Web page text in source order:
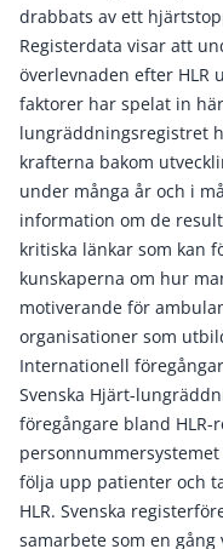
drabbats av ett
Registerdata visar att
överlevnaden efter HLR
faktorer har spelat in
lungräddningsregistret
krafterna bakom
under många år och i
information om de
kritiska länkar som kan
kunskaperna om hur
motiverande för
organisationer som
Internationell
Svenska Hjärt-
föregångare bland HLR-
följa upp patienter och
HLR. Svenska
samarbete som en